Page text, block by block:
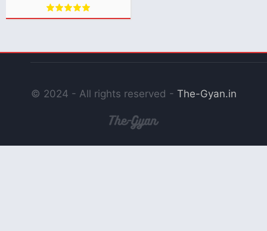
© 2024 - All rights reserved - The-Gyan.in